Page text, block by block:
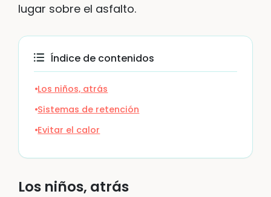
lugar sobre el asfalto.
Índice de contenidos
Los niños, atrás
Sistemas de retención
Evitar el calor
Los niños, atrás